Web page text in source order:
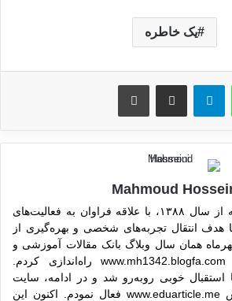
یک خاطره
تلگرام اشتراک گذاری از طریق ایمیل چاپ
Mahmoud
من، یک معلم بازنشسته از سال ۱۳۸۸، با علاقه فراوان به فعالیت‌های
هدف انتقال تجربه‌های شخصی و بهره‌گیری از
همان سال وبلاگ بانک مقالات آموزشی و
فرهنگی را با آدرس www.mh1342.blogfa.com راه‌اندازی کردم.
استقبال خوبی روبه‌رو شد و در ادامه، سایت
مستقل خود را با آدرس www.eduarticle.me فعال نمودم. اکنون این